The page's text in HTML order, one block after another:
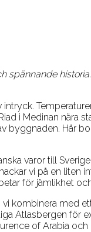
i Medinan nära
Här
varor till
vi på en liten
för jämlikhet
kombinera med
Atlasbergen för
of Arabia